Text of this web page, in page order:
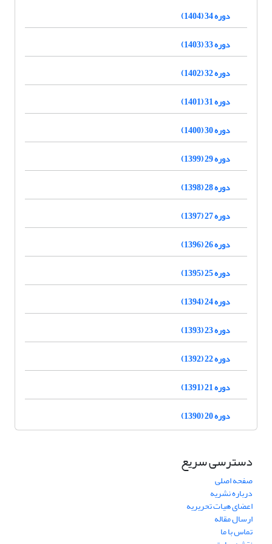
دوره 34 (1404)
دوره 33 (1403)
دوره 32 (1402)
دوره 31 (1401)
دوره 30 (1400)
دوره 29 (1399)
دوره 28 (1398)
دوره 27 (1397)
دوره 26 (1396)
دوره 25 (1395)
دوره 24 (1394)
دوره 23 (1393)
دوره 22 (1392)
دوره 21 (1391)
دوره 20 (1390)
دسترسی سریع
صفحه اصلی
درباره نشریه
اعضای هیات تحریریه
ارسال مقاله
تماس با ما